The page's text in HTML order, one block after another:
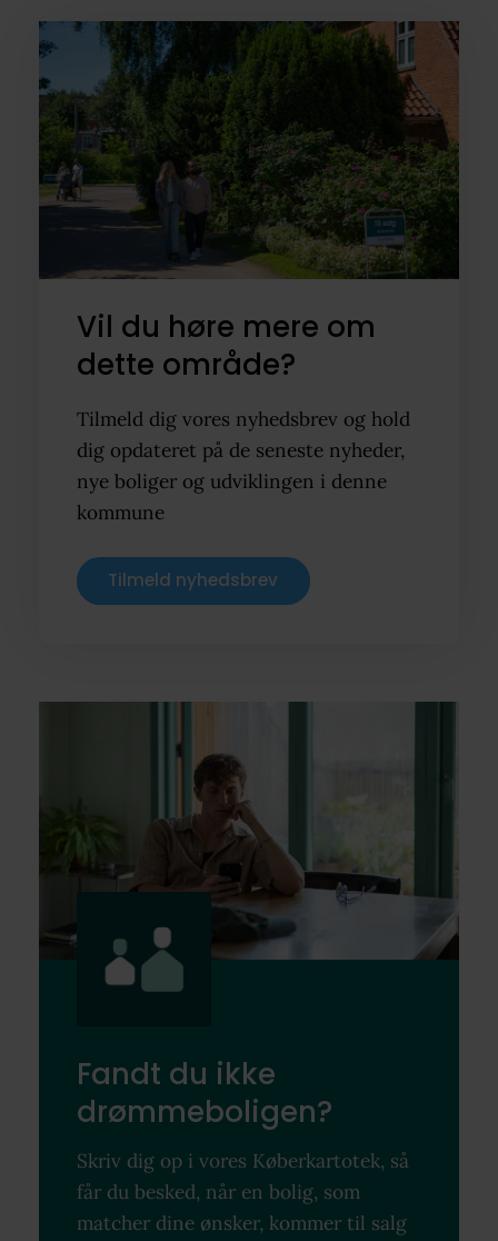
Vil du høre mere om
dette område?
Tilmeld dig vores nyhedsbrev og hold
dig opdateret på de seneste nyheder,
nye boliger og udviklingen i denne
kommune
Tilmeld nyhedsbrev
Fandt du ikke
drømmeboligen?
Skriv dig op i vores Køberkartotek, så
får du besked, når en bolig, som
matcher dine ønsker, kommer til salg